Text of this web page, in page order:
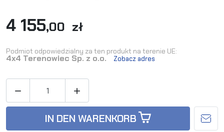
4 155,00 zł
Podmiot odpowiedzialny za ten produkt na terenie UE:
4x4 Terenowiec Sp. z o.o. Zobacz adres
 
IN DEN WARENKORB